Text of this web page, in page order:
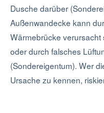
Dusche darüber
Außenwandecke kann
Wärmebrücke
oder durch falsches
(Sondereigentum). Wer
Ursache zu kennen,